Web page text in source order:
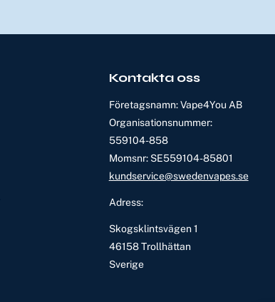
Kontakta oss
Företagsnamn: Vape4You AB
Organisationsnummer:
559104-858
Momsnr: SE559104-85801
kundservice@swedenvapes.se
Adress:
Skogsklintsvägen 1
46158 Trollhättan
Sverige